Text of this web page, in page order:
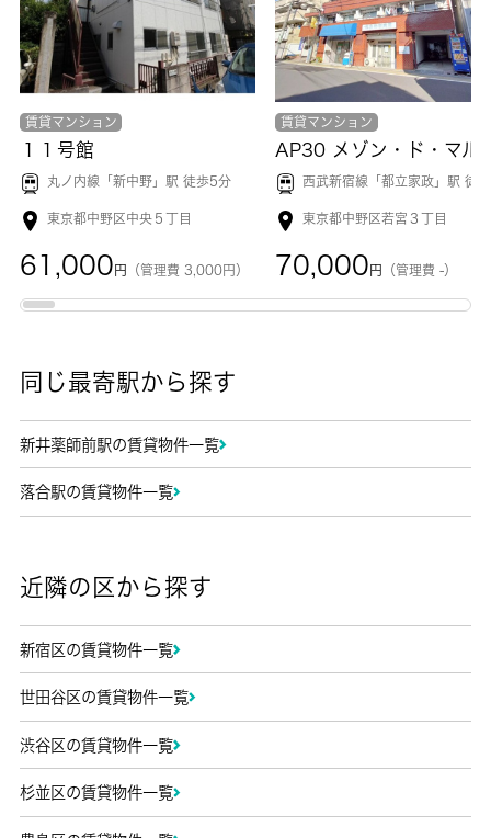
賃貸マンション
１１号館
丸ノ内線「 新中野」駅 徒歩5分
東京都中野区中央５丁目
61,000 円 （管理費 3,000円）
賃貸マンション
西武新宿線「都立家政 」駅 徒歩4
東京都中野区若宮３丁目
70,000 円 （管理費 -）
同じ最寄駅から探す
新井薬師前駅の賃貸物件一覧
落合駅の賃貸物件一覧
近隣の区から探す
新宿区の賃貸物件一覧
世田谷区の賃貸物件一覧
渋谷区の賃貸物件一覧
杉並区の賃貸物件一覧